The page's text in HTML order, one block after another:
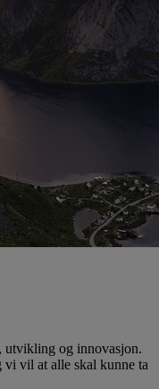
utvikling og innovasjon.
vil at alle skal kunne ta